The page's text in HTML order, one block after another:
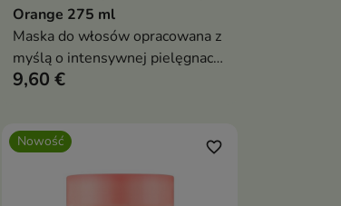
Orange 275 ml
Maska do włosów opracowana z
myślą o intensywnej pielęgnacji
włosów suchych, zniszczonych i
9,60 €
Nowość favorite_border